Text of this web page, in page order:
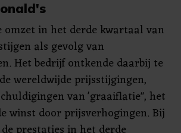
omzet in het derde kwartaal van
als gevolg van
Het bedrijf ontkende daarbij te
wereldwijde prijsstijgingen,
van 'graaiflatie", het
winst door prijsverhogingen. Bij